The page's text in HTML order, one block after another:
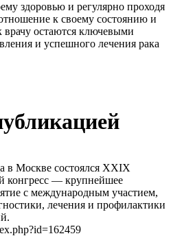
здоровью и регулярно проходя
к своему состоянию и
врачу остаются ключевыми
и успешного лечения рака
в Москве состоялся XXIX
конгресс — крупнейшее
с международным участием,
лечения и профилактики